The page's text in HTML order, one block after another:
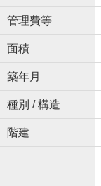
管理費等
面積
築年月
種別 / 構造
階建